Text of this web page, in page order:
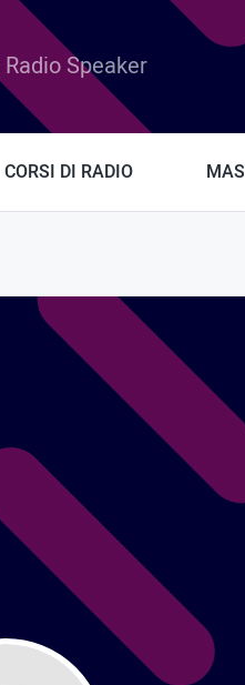
Radio Speaker
CORSI DI RADIO